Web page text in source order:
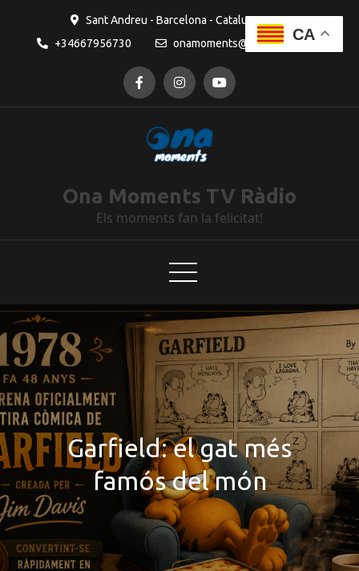
Sant Andreu - Barcelona - Catalunya
+34667956730
onamoments@gmail.com
Ona Moments TV Ràdio
Els moments fan la felicitat!
Garfield: el gat més
famós del món
CA